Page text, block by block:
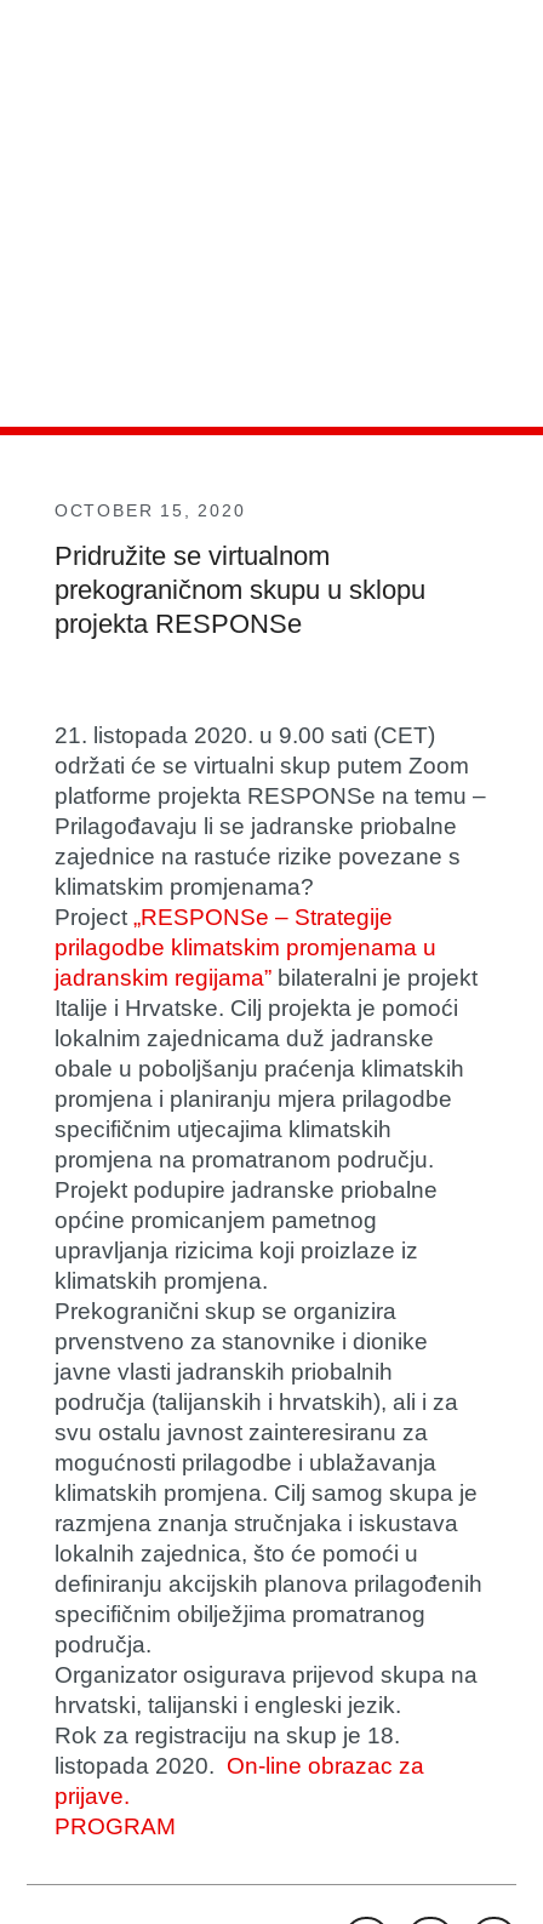
OCTOBER 15, 2020
Pridružite se virtualnom
prekograničnom skupu u sklopu
projekta RESPONSe
21. listopada 2020. u 9.00 sati (CET)
održati će se virtualni skup putem Zoom
platforme projekta RESPONSe na temu –
Prilagođavaju li se jadranske priobalne
zajednice na rastuće rizike povezane s
klimatskim promjenama?
Project „RESPONSe – Strategije
prilagodbe klimatskim promjenama u
jadranskim regijama”bilateralni je projekt
Italije i Hrvatske. Cilj projekta je pomoći
lokalnim zajednicama duž jadranske
obale u poboljšanju praćenja klimatskih
promjena i planiranju mjera prilagodbe
specifičnim utjecajima klimatskih
promjena na promatranom području.
Projekt podupire jadranske priobalne
općine promicanjem pametnog
upravljanja rizicima koji proizlaze iz
klimatskih promjena.
Prekogranični skup se organizira
prvenstveno za stanovnike i dionike
javne vlasti jadranskih priobalnih
područja (talijanskih i hrvatskih), ali i za
svu ostalu javnost zainteresiranu za
mogućnosti prilagodbe i ublažavanja
klimatskih promjena. Cilj samog skupa je
razmjena znanja stručnjaka i iskustava
lokalnih zajednica, što će pomoći u
definiranju akcijskih planova prilagođenih
specifičnim obilježjima promatranog
područja.
Organizator osigurava prijevod skupa na
hrvatski, talijanski i engleski jezik.
Rok za registraciju na skup je 18.
listopada 2020. On-line obrazac za
prijave.
PROGRAM